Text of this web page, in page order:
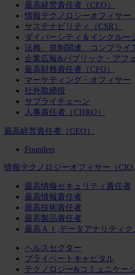
最高経営責任者（CEO）
情報テクノロジーオフィサー
サステナビリティ（CSR）
ダイバーシティ＆インクルー
法務、規制関連、コンプライ
企業広報&パブリック・アフ
最高財務責任者（CFO）
マーケティング・オフィサー
社外取締役
サプライチェーン
人事責任者（CHRO）
最高経営責任者（CEO）
Founders
情報テクノロジーオフィサー（CIO,
最高情報セキュリティ責任者
最高情報責任者
最高技術責任者
最高製品責任者
最高ＡＩ,データアナリティク
ヘルスセクター
プライベートキャピタル
テクノロジー&コミュニケー